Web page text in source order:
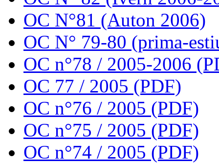
OC N°81 (Auton 2006)
OC N° 79-80 (prima-
OC n°78 / 2005-2006
OC 77 / 2005 (PDF)
OC n°76 / 2005 (PDF)
OC n°75 / 2005 (PDF)
OC n°74 / 2005 (PDF)